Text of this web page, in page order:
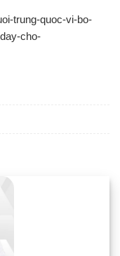
trung-quoc-vi-bo-
cho-